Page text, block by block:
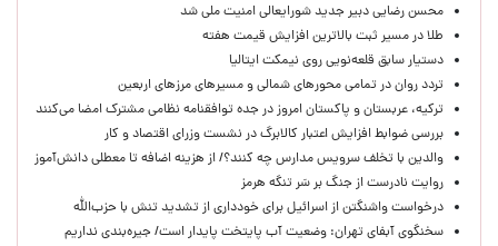
محسن رضایی دبیر جدید شورایعالی امنیت ملی شد
طلا در مسیر ثبت بالاترین افزایش قیمت هفته
دستیار سابق قلعه‌نویی روی نیمکت ایتالیا
تردد روان در تمامی محورهای شمالی و مسیرهای مرزهای اربعین
ترکیه، عربستان و پاکستان امروز در جده توافقنامه نظامی مشترک امضا می‌کنند
بررسی ضوابط افزایش اعتبار کالابرگ در نشست وزرای اقتصاد و کار
والدین با تخلف سرویس مدارس چه کنند؟/ از هزینه اضافه تا معطلی دانش‌آموز
روایت نادرست از جنگ بر سَر تنگه هرمز
درخواست واشنگتن از اسرائیل برای خودداری از تشدید تنش با حزب‌الله
سخنگوی آبفای تهران: وضعیت آب پایتخت پایدار است/ جیره‌بندی نداریم